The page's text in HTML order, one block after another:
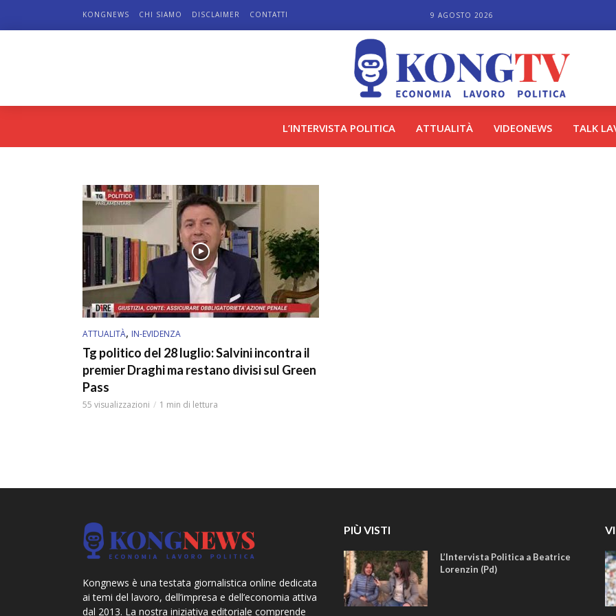
KONGNEWS CHI SIAMO DISCLAIMER CONTATTI 9 AGOSTO 2026
L’INTERVISTA POLITICA ATTUALITÀ VIDEONEWS TALK
ATTUALITÀ, IN-EVIDENZA
Tg politico del 28 luglio: Salvini incontra il
premier Draghi ma restano divisi sul Green
Pass
55 visualizzazioni 1 min di lettura
Kongnews è una testata giornalistica online dedicata
ai temi del lavoro, dell’impresa e dell’economia attiva
dal 2013. La nostra iniziativa editoriale comprende
PIÙ VISTI
L’Intervista Politica a Beatrice
Lorenzin (Pd)